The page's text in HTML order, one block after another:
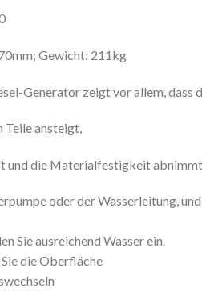
Gewicht: 211kg
Generator zeigt vor allem, dass
Teile ansteigt,
und die Materialfestigkeit
oder der Wasserleitung,
Sie ausreichend Wasser ein.
die Oberfläche